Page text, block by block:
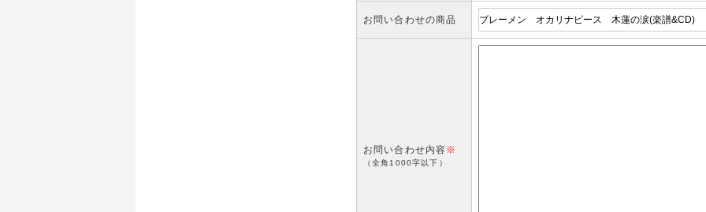
お問い合わせの商品
お問い合わせ内容※
（全角1000字以下）